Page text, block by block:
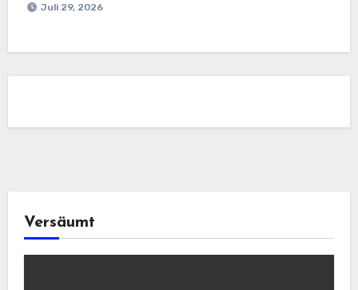
Juli 29, 2026
Versäumt